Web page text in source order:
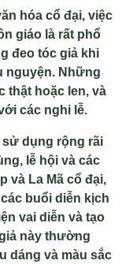
hóa cổ đại, việc
giáo là rất phổ
đeo tóc giả khi
nguyện. Những
thật hoặc len, và
các nghi lễ.
dụng rộng rãi
lễ hội và các
và La Mã cổ đại,
buổi diễn kịch
vai diễn và tạo
này thường
dáng và màu sắc